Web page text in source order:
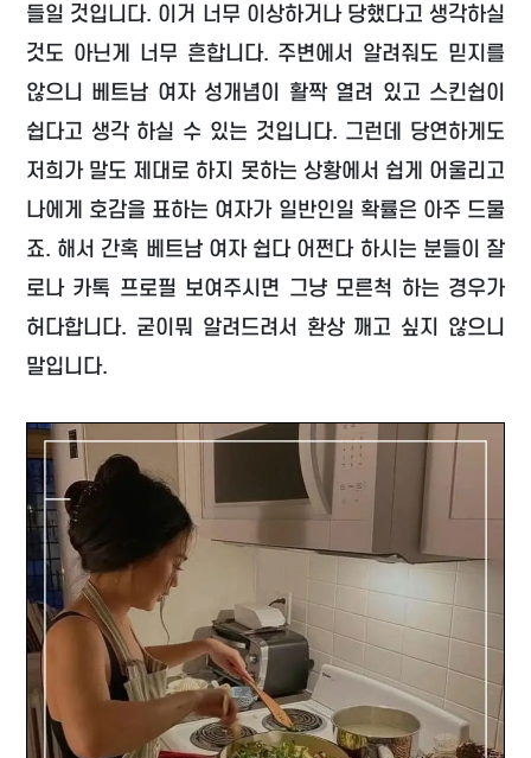
들일 것입니다. 이거 너무 이상하거나 당했다고 생각하실
것도 아닌게 너무 흔합니다. 주변에서 알려줘도 믿지를
않으니 베트남 여자 성개념이 활짝 열려 있고 스킨쉽이
쉽다고 생각 하실 수 있는 것입니다. 그런데 당연하게도
저희가 말도 제대로 하지 못하는 상황에서 쉽게 어울리고
나에게 호감을 표하는 여자가 일반인일 확률은 아주 드물
죠. 해서 간혹 베트남 여자 쉽다 어쩐다 하시는 분들이 잘
로나 카톡 프로필 보여주시면 그냥 모른척 하는 경우가
허다합니다. 굳이뭐 알려드려서 환상 깨고 싶지 않으니
말입니다.